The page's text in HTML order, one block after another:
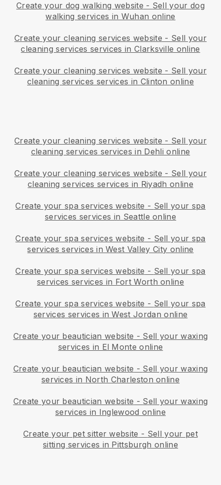
Create your dog walking website - Sell your dog
walking services in Wuhan online
Create your cleaning services website - Sell your
cleaning services services in Clarksville online
Create your cleaning services website - Sell your
cleaning services services in Clinton online
Create your cleaning services website - Sell your
cleaning services services in Dehli online
Create your cleaning services website - Sell your
cleaning services services in Riyadh online
Create your spa services website - Sell your spa
services services in Seattle online
Create your spa services website - Sell your spa
services services in West Valley City online
Create your spa services website - Sell your spa
services services in Fort Worth online
Create your spa services website - Sell your spa
services services in West Jordan online
Create your beautician website - Sell your waxing
services in El Monte online
Create your beautician website - Sell your waxing
services in North Charleston online
Create your beautician website - Sell your waxing
services in Inglewood online
Create your pet sitter website - Sell your pet
sitting services in Pittsburgh online